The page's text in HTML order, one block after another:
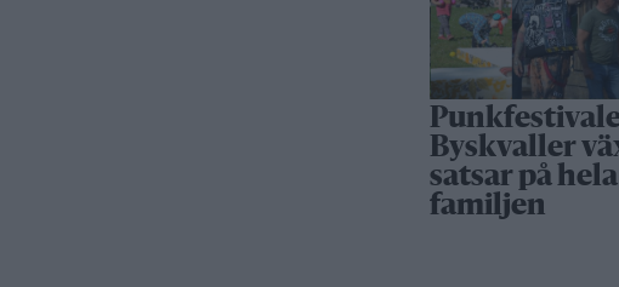
Byskvaller
satsar på hela
familjen